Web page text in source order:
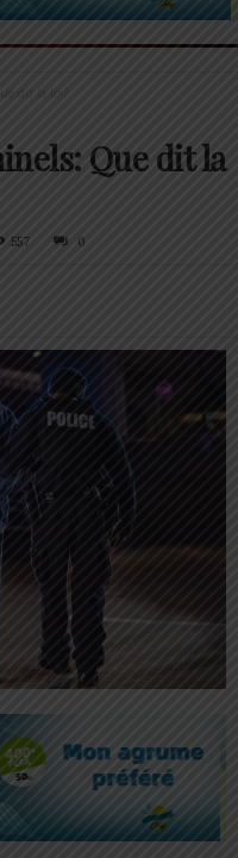
dit la loi?
Que dit la
557 0